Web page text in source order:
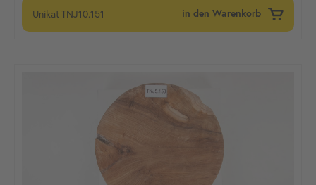
UnikatTNJ10.151 in den Warenkorb